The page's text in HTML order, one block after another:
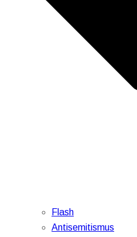
Flash
Antisemitismus